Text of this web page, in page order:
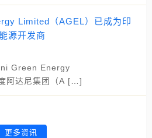
Limited（AGEL）已成为印
源开发商
Green Energy
阿达尼集团（A […]
更多资讯